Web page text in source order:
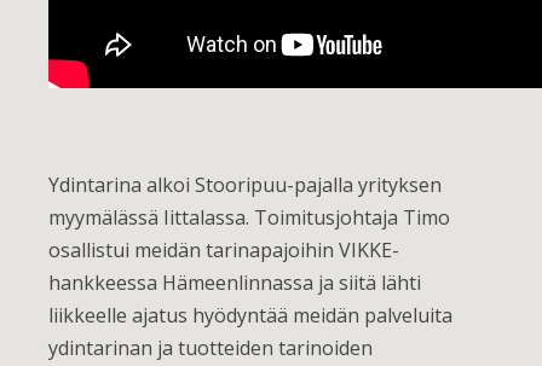
Ydintarina alkoi Stooripuu-pajalla yrityksen
myymälässä Iittalassa. Toimitusjohtaja Timo
osallistui meidän tarinapajoihin VIKKE-
hankkeessa Hämeenlinnassa ja siitä lähti
liikkeelle ajatus hyödyntää meidän palveluita
ydintarinan ja tuotteiden tarinoiden